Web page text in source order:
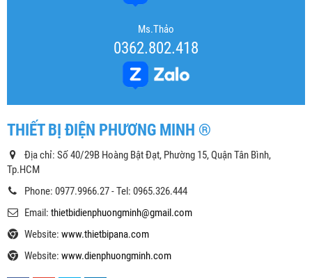
Ms.Thảo
0362.802.418
THIẾT BỊ ĐIỆN PHƯƠNG MINH ®
Địa chỉ: Số 40/29B Hoàng Bật Đạt, Phường 15, Quận Tân Bình,
Tp.HCM
Phone: 0977.9966.27 - Tel: 0965.326.444
Email: thietbidienphuongminh@gmail.com
Website: www.thietbipana.com
Website: www.dienphuongminh.com